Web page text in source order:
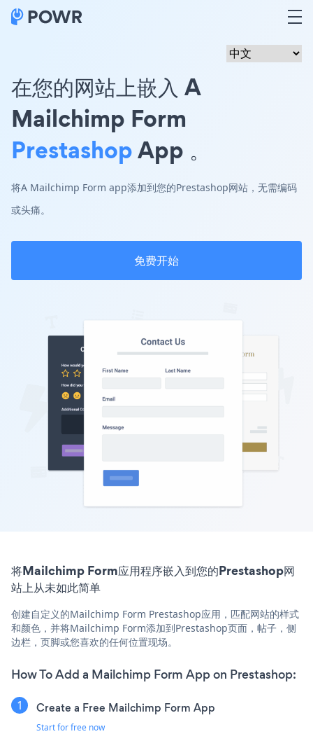
在您的网站上嵌入 A
Mailchimp Form
PrestashopApp 。
将A Mailchimp Form app添加到您的Prestashop网站，无需编码
或头痛。
免费开始
将Mailchimp Form应用程序嵌入到您的Prestashop网
站上从未如此简单
创建自定义的Mailchimp Form Prestashop应用，匹配网站的样式
和颜色，并将Mailchimp Form添加到Prestashop页面，帖子，侧
边栏，页脚或您喜欢的任何位置现场。
How To Add a Mailchimp Form App on Prestashop:
Create a Free Mailchimp Form App
Start for free now